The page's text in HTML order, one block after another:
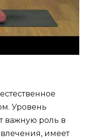
Уровень
важную роль в
имеет